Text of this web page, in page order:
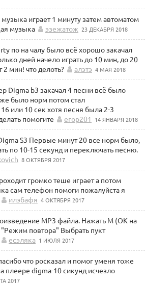
играет 1 минуту затем автоматом
музыка
эзежатож 23 ДЕКАБРЯ 2018
по на чалу было всё хорошо закачал
дней начело играть до 10 мин, до 20
2 мин! что делоть?
алэтэ 4 МАЯ 2018
Digma b3 закачал 4 песни всё было
было норм потом стал
или 10 сек хотя песня была 2-3
помогите
егор201 14 ЯНВАРЯ 2018
S3 Первые минут 20 все норм было,
по 10-15 секунд и переключать песню.
8 ОКТЯБРЯ 2017
громко теше играет а потом
сам телефон помоги пожалуйста я
илэбафя 4 ОКТЯБРЯ 2017
MP3 файла. Нажать М (ОК на
повтора" Выбрать пукт
есэляка 1 ИЮЛЯ 2017
что росказал и помог уменя тоже
плеере digma-10 сикунд исчезло
2017